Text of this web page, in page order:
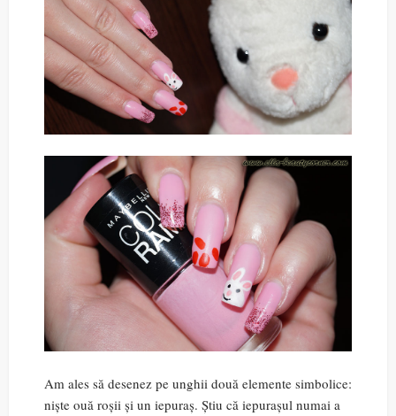
Am ales să desenez pe unghii două elemente simbolice:
niște ouă roșii și un iepuraș. Știu că iepurașul numai a